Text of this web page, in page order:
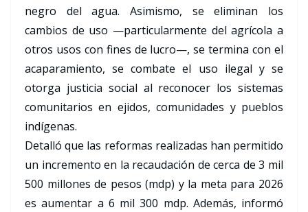
negro del agua. Asimismo, se eliminan los
cambios de uso —particularmente del agrícola a
otros usos con fines de lucro—, se termina con el
acaparamiento, se combate el uso ilegal y se
otorga justicia social al reconocer los sistemas
comunitarios en ejidos, comunidades y pueblos
indígenas.
Detalló que las reformas realizadas han permitido
un incremento en la recaudación de cerca de 3 mil
500 millones de pesos (mdp) y la meta para 2026
es aumentar a 6 mil 300 mdp. Además, informó